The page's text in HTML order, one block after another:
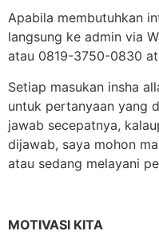
Apabila membutuhkan
langsung ke admin via
atau 0819-3750-0830
Setiap masukan insha
untuk pertanyaan yang
jawab secepatnya,
dijawab, saya mohon
atau sedang melayani
MOTIVASI KITA